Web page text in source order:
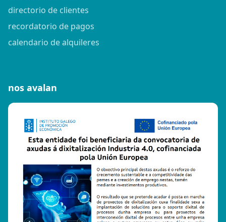
directorio de clientes
recordatorio de pagos
calendario de alquileres
nos avalan